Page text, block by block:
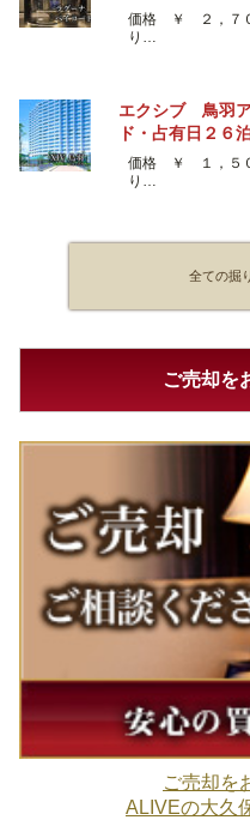
価格 ￥ ２，７０
り…
エクシブ 鳥羽
ド・占有日２６泊
価格 ￥ １，５０
り…
全ての掘
ご売却を
ご売却を
ALIVEの大久